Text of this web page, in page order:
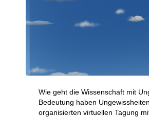
Wie geht die Wissenschaft mit
Bedeutung haben
organisierten virtuellen Tagung